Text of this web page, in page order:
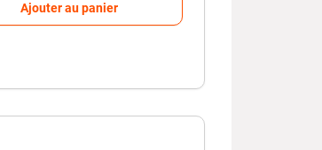
Ajouter au panier